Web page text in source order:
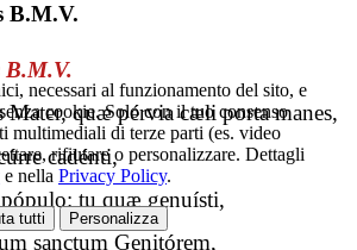
B.M.V.
Mater, quæ pérvia cæli porta manes,
cadénti,
tu quæ genuísti,
sanctum Genitórem,
necessari al funzionamento del sito, e
cookie. Solo con il tuo consenso
multimediali di terze parti (es. video
rifiutare o personalizzare. Dettagli
e nella Privacy Policy.
tutti Personalizza